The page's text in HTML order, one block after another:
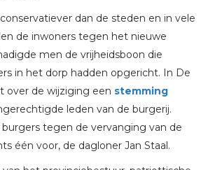
dan de steden en in vele
de inwoners tegen het nieuwe
men de vrijheidsboon die
in het dorp hadden opgericht. In De
over de wijziging een stemming
leden van de burgerij.
burgers tegen de vervanging van de
één voor, de dagloner Jan Staal.